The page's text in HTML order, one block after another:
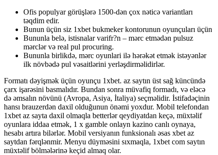
Ofis populyar görüşlərə 1500-dən çox nəticə variantları
təqdim edir.
Bunun üçün siz 1xbet bukmeker kontorunun oyunçuları üçün
Bununla belə, istisnalar varifr?n – mərc etmədən pulsuz
mərclər və real pul procuring.
Bununla birlikdə, mərc oyunlari ilə hərəkət etmək istəyənlər
ilk növbədə pul vəsaitlərini yerləşdirməlidirlər.
Formatı dəyişmək üçün oyunçu 1xbet. az saytın üst sağ küncündə
çarx işarəsini basmalıdır. Bundan sonra müvafiq formadı, və eləcə
də əmsalın növünü (Avropa, Asiya, İtaliya) seçməlidir. İstifadəçinin
hansı brauzerdən daxil olduğunun önəmi yoxdur. Mobil telefondan
1xbet az sayta daxil olmaqla betterlər qeydiyatdan keçə, müxtəlif
oyunlara iddaa etmək, 1 x gamble onlayn kazino canlı oynaya,
hesabı artıra bilərlər. Mobil versiyanın funksionalı əsas xbet az
saytdan fərqlənmir. Menyu düyməsini sıxmaqla, 1xbet com saytın
müxtəlif bölmələrinə keçid almaq olar.